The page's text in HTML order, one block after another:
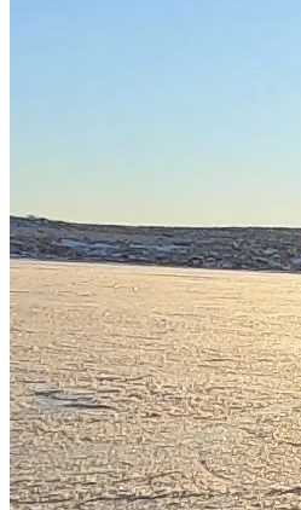
Samarbeten & uppdrag
Recept utan gluten & socker
Plocka i naturen
Livets landsbygd